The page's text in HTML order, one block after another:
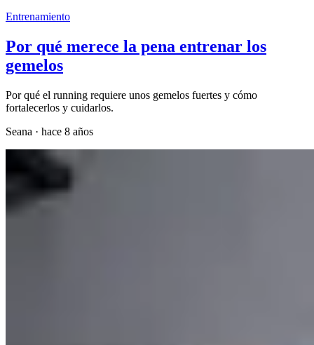
Entrenamiento
Por qué merece la pena entrenar los
gemelos
Por qué el running requiere unos gemelos fuertes y cómo
fortalecerlos y cuidarlos.
Seana · hace 8 años